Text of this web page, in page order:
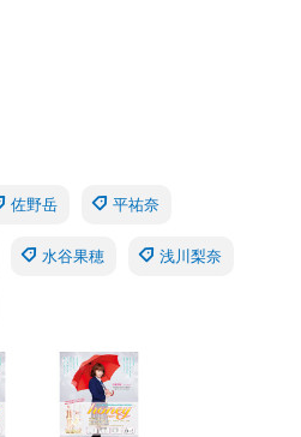
佐野岳 平祐奈
水谷果穂 浅川梨奈